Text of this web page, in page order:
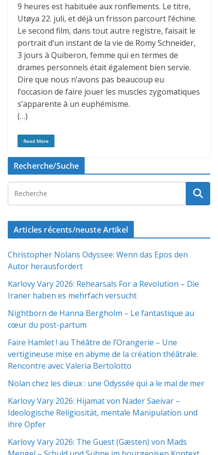
9 heures est habituée aux ronflements. Le titre,
Utøya 22. juli, et déjà un frisson parcourt l’échine.
Le second film, dans tout autre registre, faisait le
portrait d’un instant de la vie de Romy Schneider,
3 jours à Quiberon, femme qui en termes de
drames personnels était également bien servie.
Dire que nous n’avons pas beaucoup eu
l’occasion de faire jouer les muscles zygomatiques
s’apparente à un euphémisme.
(…)
Read More
Recherche/Suche
Articles récents/neuste Artikel
Christopher Nolans Odyssee: Wenn das Epos den
Autor herausfordert
Karlovy Vary 2026: Rehearsals For a Revolution – Die
Iraner haben es mehrfach versucht
Nightborn de Hanna Bergholm – Le fantastique au
cœur du post-partum
Faire Hamlet ! au Théâtre de l’Orangerie – Une
vertigineuse mise en abyme de la création théâtrale.
Rencontre avec Valeria Bertolotto
Nolan chez les dieux : une Odyssée qui a le mal de mer
Karlovy Vary 2026: Hijamat von Nader Saeivar​​ –
Ideologische Religiosität, mentale Manipulation und
ihre Opfer
Karlovy Vary 2026: The Guest (Gæsten) von Mads